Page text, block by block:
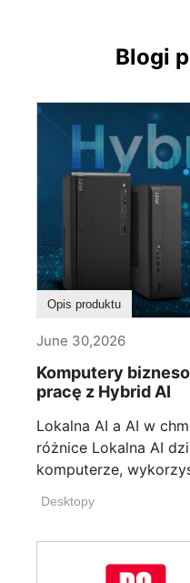
Blogi
Opis produktu
June 30,2026
Komputery
pracę z Hybrid AI
Lokalna AI a AI w
różnice Lokalna AI
komputerze,
Desktopy